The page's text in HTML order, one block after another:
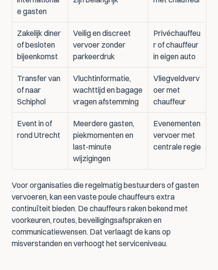
e gasten
Zakelijk diner
of besloten
bijeenkomst
Veilig en discreet
vervoer zonder
parkeerdruk
Privéchauffeu
r of chauffeur
in eigen auto
Transfer van
of naar
Schiphol
Vluchtinformatie,
wachttijd en bagage
vragen afstemming
Vliegveldverv
oer met
chauffeur
Event in of
rond Utrecht
Meerdere gasten,
piekmomenten en
last-minute
wijzigingen
Evenementen
vervoer met
centrale regie
Voor organisaties die regelmatig bestuurders of gasten
vervoeren, kan een vaste poule chauffeurs extra
continuïteit bieden. De chauffeurs raken bekend met
voorkeuren, routes, beveiligingsafspraken en
communicatiewensen. Dat verlaagt de kans op
misverstanden en verhoogt het serviceniveau.